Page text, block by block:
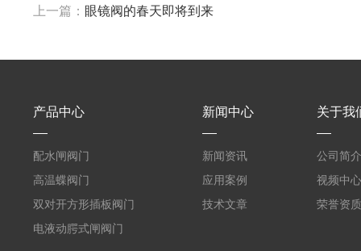
上一篇： 眼镜阀的春天即将到来
产品中心
配水闸阀门
高温蝶阀门
双对开方形插板阀门
电液动腭式闸阀门
新闻中心
新闻资讯
应用案例
技术文章
关于我
公司简介
视频中心
荣誉资质